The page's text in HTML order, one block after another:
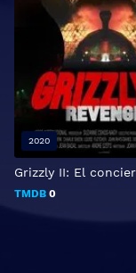
Grizzly II: El
TMDB 0
2020